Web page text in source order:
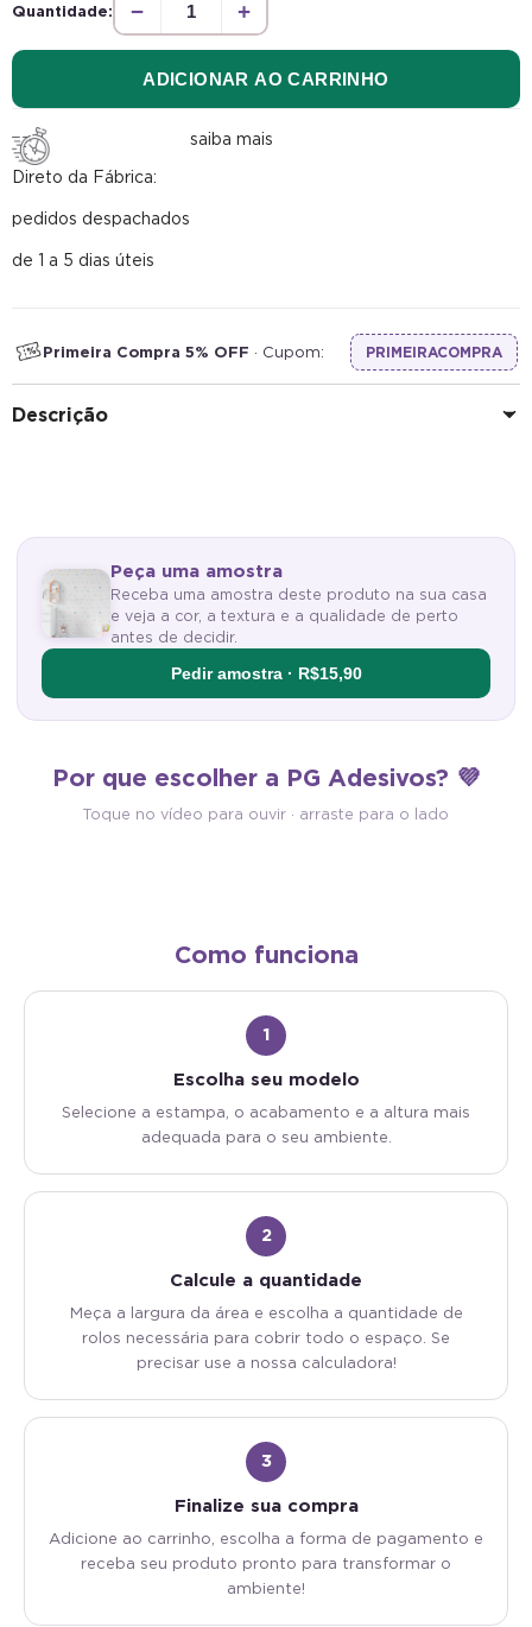
Quantidade: − +
ADICIONAR AO CARRINHO
Direto da Fábrica:
pedidos despachados
de 1 a 5 dias úteis
saiba mais
Primeira Compra 5% OFF · Cupom: PRIMEIRACOMPRA
Descrição
Peça uma amostra
Receba uma amostra deste produto na sua casa
e veja a cor, a textura e a qualidade de perto
antes de decidir.
Pedir amostra · R$15,90
Por que escolher a PG Adesivos? 💜
Toque no vídeo para ouvir · arraste para o lado
Material antimofo e antibacteriano:
mais saúde e higiene para o seu
Vinílico com cola própria: é
descolar e aplicar. Sem cola
Como funciona
1
Escolha seu modelo
Selecione a estampa, o acabamento e a altura mais
adequada para o seu ambiente.
2
Calcule a quantidade
Meça a largura da área e escolha a quantidade de
rolos necessária para cobrir todo o espaço. Se
precisar use a nossa calculadora!
3
Finalize sua compra
Adicione ao carrinho, escolha a forma de pagamento e
receba seu produto pronto para transformar o
ambiente!